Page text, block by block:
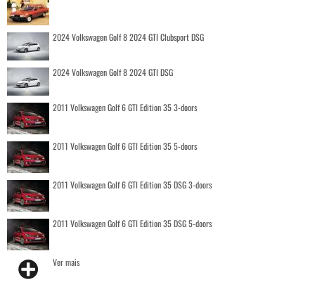
2024 Volkswagen Golf 8 2024 GTI Clubsport DSG
2024 Volkswagen Golf 8 2024 GTI DSG
2011 Volkswagen Golf 6 GTI Edition 35 3-doors
2011 Volkswagen Golf 6 GTI Edition 35 5-doors
2011 Volkswagen Golf 6 GTI Edition 35 DSG 3-doors
2011 Volkswagen Golf 6 GTI Edition 35 DSG 5-doors
Ver mais